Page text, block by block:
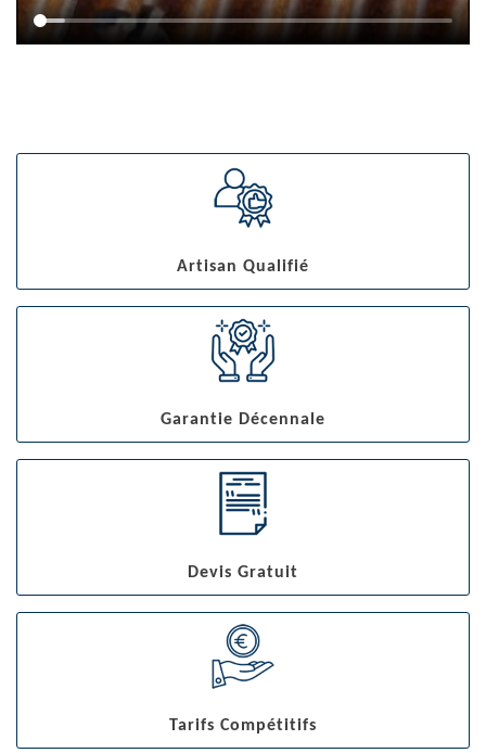
Artisan Qualifié
Garantie Décennale
Devis Gratuit
Tarifs Compétitifs